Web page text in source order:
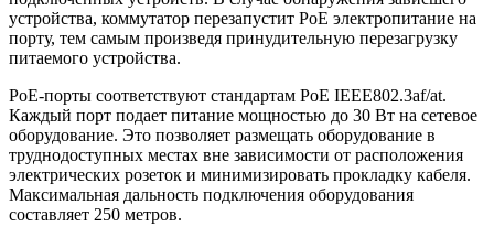
устройства, коммутатор перезапустит PoE электропитание на
порту, тем самым произведя принудительную перезагрузку
питаемого устройства.
PoE-порты соответствуют стандартам PoE IEEE802.3af/at.
Каждый порт подает питание мощностью до 30 Вт на сетевое
оборудование. Это позволяет размещать оборудование в
труднодоступных местах вне зависимости от расположения
электрических розеток и минимизировать прокладку кабеля.
Максимальная дальность подключения оборудования
составляет 250 метров.